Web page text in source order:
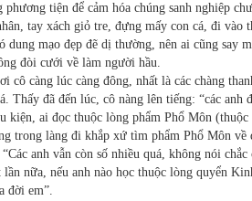
tiện để cảm hóa chúng sanh nghiệp
tay xách giỏ tre, đựng mấy con cá, đi vào
dung mạo đẹp đẽ dị thường, nên ai cũng
đòi cưới về làm người hầu.
cô càng lúc càng đông, nhất là các chàng
Thấy đã đến lúc, cô nàng lên tiếng: “các
kiện, ai đọc thuộc lòng phẩm Phổ Môn
trong làng đi khắp xứ tìm phẩm Phổ Môn
anh vẫn còn số nhiều quá, không nói
nữa, nếu anh nào học thuộc lòng quyển
đời em”.